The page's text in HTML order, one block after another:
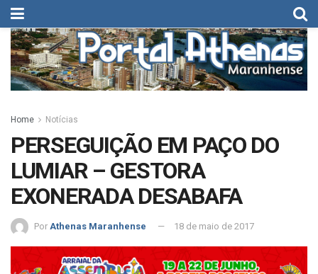
Home Notícias
PERSEGUIÇÃO EM PAÇO DO
LUMIAR – GESTORA
EXONERADA DESABAFA
Por Athenas Maranhense 18 de maio de 2017